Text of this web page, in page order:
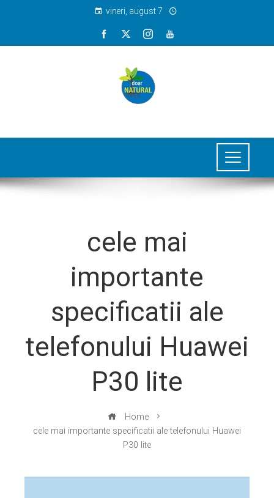
vineri, august 7
cele mai
importante
specificatii ale
telefonului Huawei
P30 lite
Home
cele mai importante specificatii ale telefonului Huawei
P30 lite